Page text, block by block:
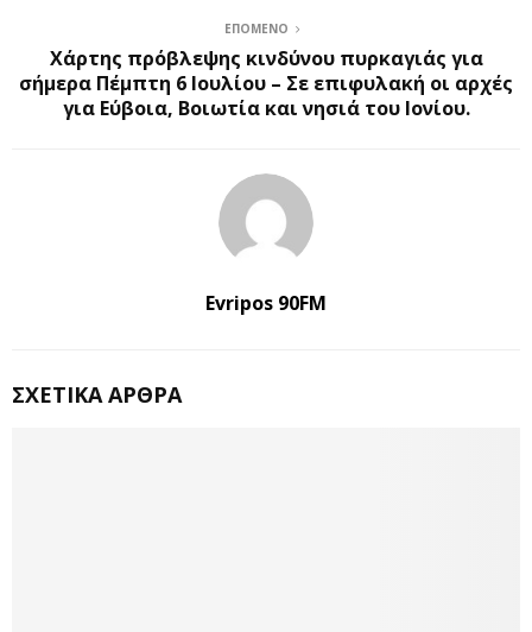
ΕΠΌΜΕΝΟ
Χάρτης πρόβλεψης κινδύνου πυρκαγιάς για
σήμερα Πέμπτη 6 Ιουλίου – Σε επιφυλακή οι αρχές
για Εύβοια, Βοιωτία και νησιά του Ιονίου.
Evripos 90FM
ΣΧΕΤΙΚΆ ΆΡΘΡΑ